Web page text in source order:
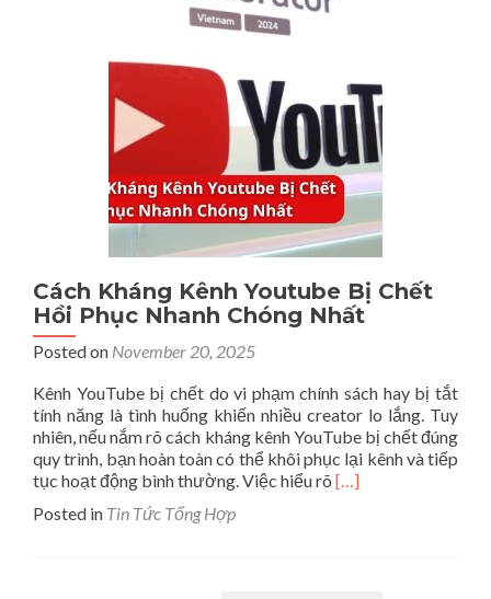
Nghiệp
Cách Kháng Kênh Youtube Bị Chết
Hồi Phục Nhanh Chóng Nhất
Posted on November 20, 2025
Kênh YouTube bị chết do vi phạm chính sách hay bị tắt
tính năng là tình huống khiến nhiều creator lo lắng. Tuy
nhiên, nếu nắm rõ cách kháng kênh YouTube bị chết đúng
quy trình, bạn hoàn toàn có thể khôi phục lại kênh và tiếp
tục hoạt động bình thường. Việc hiểu rõ Read
[…]
Posted in Tin Tức Tổng Hợp